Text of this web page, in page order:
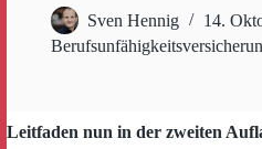
Sven Hennig
14.
Leitfaden nun in der zweiten